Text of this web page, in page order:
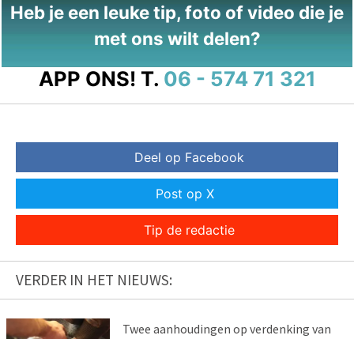
Heb je een leuke tip, foto of video die je
met ons wilt delen?
APP ONS! T. 06 - 574 71 321
Deel op Facebook
Post op X
Tip de redactie
VERDER IN HET NIEUWS:
Twee aanhoudingen op verdenking van